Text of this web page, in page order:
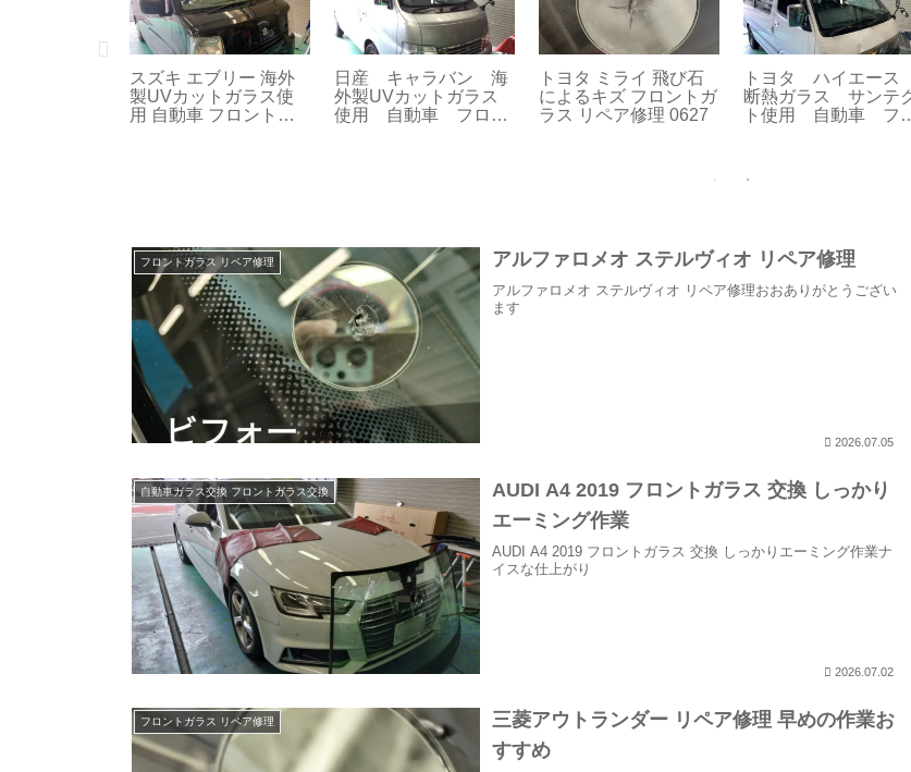
トヨタ シエンタ 飛び
石によるキズ フロント
ガラス リペア修理 211
日産 プレサージュ U31
海外製UVカットガラ
ス使用 自動車 フロン
BMW 3シリーズ 飛び
石によるキズ フロント
ガラス リペア修理
スズキ キャリー 海外
製ガラス使用 自動車
フロントガラス 交換
フロントガラス リペア修理 アルファロメオ ステルヴィオ リペア修理
アルファロメオ ステルヴィオ リペア修理おおありがとうござい
ます
2026.07.05
自動車ガラス交換 フロントガラス交換
AUDI A4 2019 フロントガラス 交換 しっかり
エーミング作業
AUDI A4 2019 フロントガラス 交換 しっかりエーミング作業ナ
イスな仕上がり
2026.07.02
フロントガラス リペア修理
三菱アウトランダー リペア修理 早めの作業お
すすめ